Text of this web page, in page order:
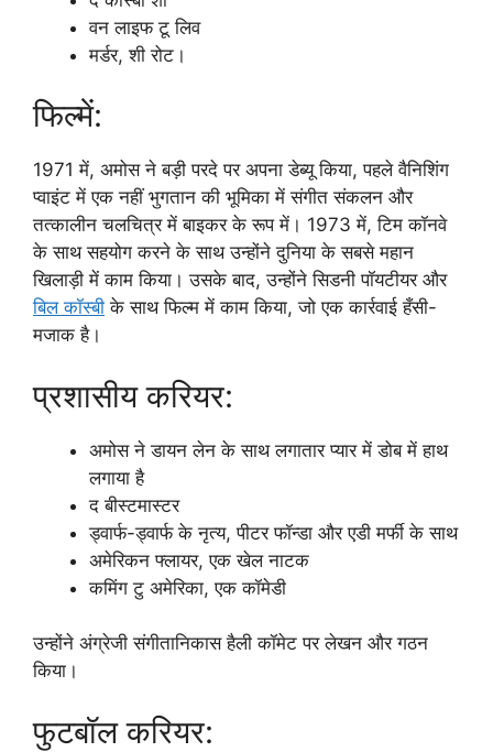
वन लाइफ टू लिव
मर्डर, शी रोट।
फिल्में:
1971 में, अमोस ने बड़ी परदे पर अपना डेब्यू किया, पहले वैनिशिंग
प्वाइंट में एक नहीं भुगतान की भूमिका में संगीत संकलन और
तत्कालीन चलचित्र में बाइकर के रूप में। 1973 में, टिम कॉनवे
के साथ सहयोग करने के साथ उन्होंने दुनिया के सबसे महान
खिलाड़ी में काम किया। उसके बाद, उन्होंने सिडनी पॉयटीयर और
बिल कॉस्बी के साथ फिल्म में काम किया, जो एक कार्रवाई हँसी-
मजाक है।
प्रशासीय करियर:
अमोस ने डायन लेन के साथ लगातार प्यार में डोब में हाथ
लगाया है
द बीस्टमास्टर
ड्वार्फ-ड्वार्फ के नृत्य, पीटर फॉन्डा और एडी मर्फी के साथ
अमेरिकन फ्लायर, एक खेल नाटक
कमिंग टु अमेरिका, एक कॉमेडी
उन्होंने अंग्रेजी संगीतानिकास हैली कॉमेट पर लेखन और गठन
किया।
फुटबॉल करियर: